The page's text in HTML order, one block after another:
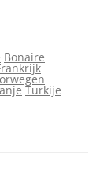
Bonaire
Turkije